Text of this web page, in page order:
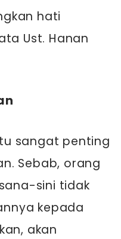
hati
Ust. Hanan
sangat penting
Sebab, orang
sini tidak
kepada
akan